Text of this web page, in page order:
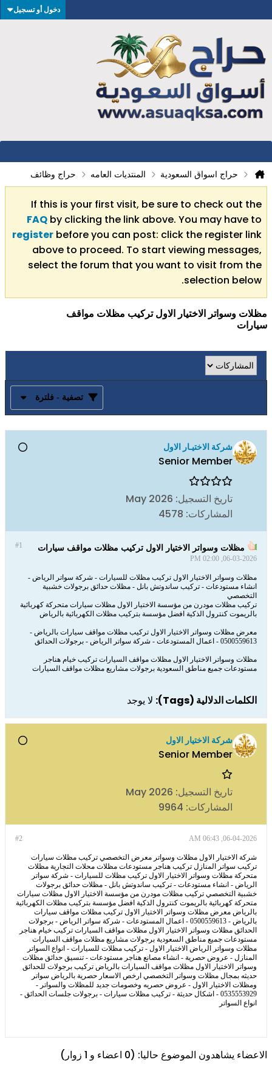
دخول أو تسجيل
حراج اسواق السعودية المنتديات العامه حراج وظائف
If this is your first visit, be sure to check out the
FAQ by clicking the link above. You may have to
register before you can post: click the register link
above to proceed. To start viewing messages,
select the forum that you want to visit from the
selection below.
مظلات وسواتر الاختيار الاول تركيب مظلات مواقف
سيارات
تصفية - فلترة
شركة الاختيـار الاول
Senior Member
تاريخ التسجيل: May 2026
المشاركات: 4578
#1 مظلات وسواتر الاختيار الاول تركيب مظلات مواقف سيارات
06-03-2026, 02:00 PM
مظلات وسواتر الاختيار الاول تركيب مظلات للسيارات - شركة سواتر الرياض -
انشاء مستودعات - تركيب ساندوتش بانل - مظلات حدائق برجولات خشبية
التخصصي
تركيب مظلات مودرن من مؤسسة الاختيار الاول مظلات سيارات متحركة كهربائية
بالريموت كنترول الذكية افضل مؤسسة بتركيب مظلات الكهربائية بالرياض
معرض مظلات وسواتر الاختيار الاول تركيب مظلات مواقف سيارات بالرياض -
0500559613 - اعمال المستودعات - شركة سواتر الرياض - برجولات الحدائق
مظلات وسواتر الاختيار الاول مظلات مواقف السيارات تركيب خيام هناجر
مستودعات جميع مناطق السعودية برجولات مشاريع مظلات مواقف السيارات
الكلمات الدلالية (Tags): لا يوجد
شركة الاختيار الاول
Senior Member
تاريخ التسجيل: May 2026
المشاركات: 9964
#2 06-04-2026, 06:43 AM
شركة الاختيار الاول مظلات وسواتر معرض التخصصي تركيب مظلات سيارات
تركيب سواتر المنازل تركيب هناجر مستودعات مظلات محلات التجارية مظلات
متحركة مظلات وسواتر الاختيار الاول تركيب مظلات للسيارات - شركة سواتر
الرياض - انشاء مستودعات - تركيب ساندوتش بانل - مظلات حدائق برجولات
خشبية التخصصي تركيب مظلات مودرن من مؤسسة الاختيار الاول مظلات سيارات
متحركة كهربائية بالريموت كنترول الذكية افضل مؤسسة بتركيب مظلات الكهربائية
بالرياض معرض مظلات وسواتر الاختيار الاول تركيب مظلات مواقف سيارات
بالرياض - 0500559613 - اعمال المستودعات - شركة سواتر الرياض - برجولات
الحدائق مظلات وسواتر الاختيار الاول مظلات مواقف السيارات تركيب خيام هناجر
مستودعات جميع مناطق السعودية برجولات مشاريع مظلات مواقف السيارات
مظلات وسواتر الرياض الاختيار الاول - تركيب مظلات للسيارات - انواع السواتر
المنازل - عروض حصرية - انشاء مصانع هناجر مستودعات - تنسيق حدائق مظلات
وسواتر الاختيار الاول مظلات مواقف السيارات بالرياض تركيب برجولات للحدائق
حديثه بمجال مظلات وسواتر التخصصي ارخص الاسعار حصرية بالرياض سواتر
ومظلات الاختيار الاول - عروض حصريه وخصومات جديد للمظلات والسواتر -
0535553929 - اشكال حديثة - تركيب مظلات سيارات - برجولات جلسات الحدائق -
انواع السواتر
الاعضاء يشاهدون الموضوع حاليا: (0 اعضاء و 1 زوار)